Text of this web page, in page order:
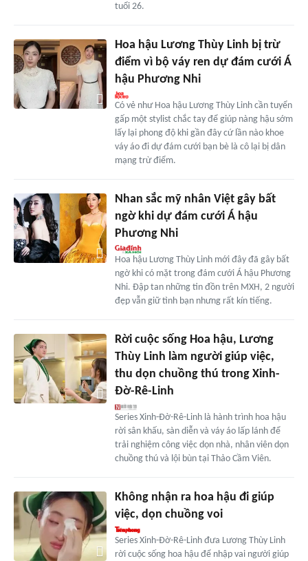
tuổi 26.
Hoa hậu Lương Thùy Linh bị trừ
điểm vì bộ váy ren dự đám cưới Á
hậu Phương Nhi
Có vẻ như Hoa hậu Lương Thùy Linh cần tuyển
gấp một stylist chắc tay để giúp nàng hậu sớm
lấy lại phong độ khi gần đây cứ lần nào khoe
váy áo đi dự đám cưới bạn bè là cô lại bị dân
mạng trừ điểm.
Nhan sắc mỹ nhân Việt gây bất
ngờ khi dự đám cưới Á hậu
Phương Nhi
Hoa hậu Lương Thùy Linh mới đây đã gây bất
ngờ khi có mặt trong đám cưới Á hậu Phương
Nhi. Đập tan những tin đồn trên MXH, 2 người
đẹp vẫn giữ tình bạn nhưng rất kín tiếng.
Rời cuộc sống Hoa hậu, Lương
Thùy Linh làm người giúp việc,
thu dọn chuồng thú trong Xinh-
Đờ-Rê-Linh
Series Xinh-Đờ-Rê-Linh là hành trình hoa hậu
rời sân khấu, sàn diễn và váy áo lấp lánh để
trải nghiệm công việc dọn nhà, nhân viên dọn
chuồng thú và lội bùn tại Thảo Cầm Viên.
Không nhận ra hoa hậu đi giúp
việc, dọn chuồng voi
Series Xinh-Đờ-Rê-Linh đưa Lương Thùy Linh
rời cuộc sống hoa hậu để nhập vai người giúp